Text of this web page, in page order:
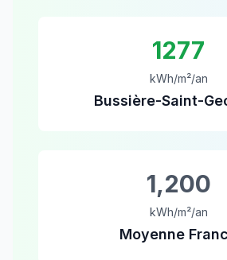
1277
kWh/m²/an
Bussière-Saint-
1,200
kWh/m²/an
Moyenne